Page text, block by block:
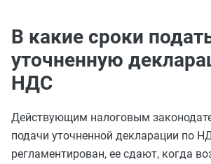
В какие сроки
уточненную
НДС
Действующим налоговым
подачи уточненной декларации по
регламентирован, ее сдают, когда